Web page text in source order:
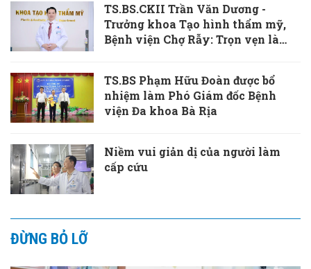
TS.BS.CKII Trần Văn Dương -
Trưởng khoa Tạo hình thẩm mỹ,
Bệnh viện Chợ Rẫy: Trọn vẹn là
TS.BS Phạm Hữu Đoàn được bổ
nhiệm làm Phó Giám đốc Bệnh
viện Đa khoa Bà Rịa
Niềm vui giản dị của người làm
cấp cứu
ĐỪNG BỎ LỠ